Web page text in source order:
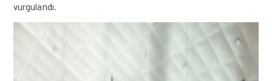
vurgulandı.